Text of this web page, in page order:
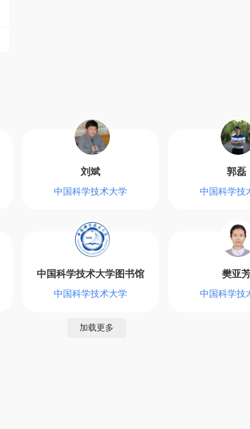
刘斌
中国科学技术大学
郭磊
中国科学技
中国科学技术大学图书馆
中国科学技术大学
樊亚
中国科学技
加载更多